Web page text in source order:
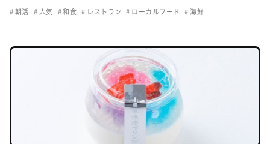
朝活 人気 和食 レストラン ローカルフード 海鮮